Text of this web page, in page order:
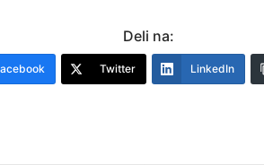
Deli na:
Twitter LinkedIn